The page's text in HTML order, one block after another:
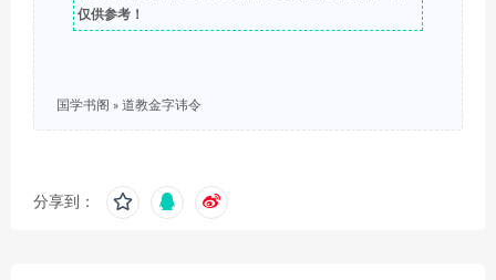
仅供参考！
国学书阁 » 道教金字讳令
分享到：